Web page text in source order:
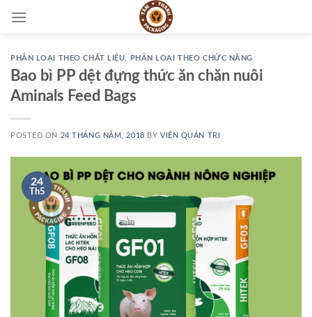
PHÂN LOẠI THEO CHẤT LIỆU PHÂN LOẠI THEO CHỨC NĂNG
Bao bì PP dệt đựng thức ăn chăn nuôi
Aminals Feed Bags
POSTED ON 24 THÁNG NĂM, 2018 BY VIÊN QUẢN TRỊ
24
Th5